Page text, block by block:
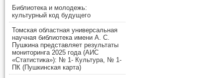
Библиотека и молодежь:
культурный код будущего
Томская областная универсальная
научная библиотека имени А. С.
Пушкина представляет результаты
мониторинга 2025 года (АИС
«Статистика»): № 1- Культура, № 1-
ПК (Пушкинская карта)